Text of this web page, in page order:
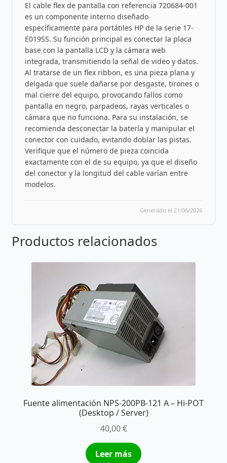
El cable flex de pantalla con referencia 720684-001
es un componente interno diseñado
específicamente para portátiles HP de la serie 17-
E019SS. Su función principal es conectar la placa
base con la pantalla LCD y la cámara web
integrada, transmitiendo la señal de video y datos.
Al tratarse de un flex ribbon, es una pieza plana y
delgada que suele dañarse por desgaste, tirones o
mal cierre del equipo, provocando fallos como
pantalla en negro, parpadeos, rayas verticales o
cámara que no funciona. Para su instalación, se
recomienda desconectar la batería y manipular el
conector con cuidado, evitando doblar las pistas.
Verifique que el número de pieza coincida
exactamente con el de su equipo, ya que el diseño
del conector y la longitud del cable varían entre
modelos.
Generado el 21/06/2026
Productos relacionados
Fuente alimentación NPS-200PB-121 A – Hi-POT
(Desktop / Server)
40,00€
Leer más